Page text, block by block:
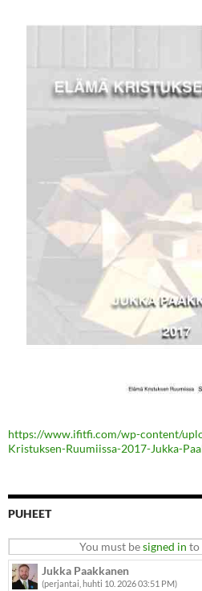
https://www.ifitfi.com/wp-content/
Kristuksen-Ruumiissa-2017-Jukka-
PUHEET
You must besigned in to
Jukka Paakkanen
(perjantai, huhti 10. 2026 03:51 PM)